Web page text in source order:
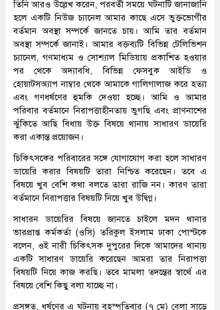
তিনি আরও উল্লেখ করেন, পরবর্তী সময়ে ঘটনাটি জানাজানি
হলে একটি নিউজ চ্যানেল আমার কাছে এসে ভুক্তভোগীর
বর্তমান অবস্থা সম্পর্কে জানতে চায়। আমি তার বর্তমান
অবস্থা সম্পর্কে জানাই। আমার বক্তব্যটি বিভিন্ন টেলিভিশন
চ্যানেল, গণমাধ্যম ও সোশ্যাল মিডিয়ায় প্রকাশিত হওয়ার
পর থেকে অদ্যাবধি, বিভিন্ন ফেসবুক আইডি ও
হোয়াটসঅ্যাপ নাম্বার থেকে আমাকে গালিগালাজ করে হত্যা
এবং গণধর্ষণের হুমকি দেওয়া হচ্ছে। আমি ও আমার
পরিবার বর্তমানে নিরাপত্তাহীনতায় ভুগছি এবং প্রাণনাশের
ঝুঁকিতে আছি বিধায় উক্ত বিষয়ে থানায় সাধারণ ডায়েরি
করা একান্ত প্রয়োজন।
চিকিৎসকের পরিবারের সঙ্গে যোগাযোগ করা হলে সাধারণ
ডায়েরি করার বিষয়টি তারা নিশ্চিত করেছেন। তবে এ
বিষয়ে খুব বেশি কথা বলতে তারা রাজি নন। কারণ তারা
বর্তমানে নিরাপত্তার বিষয়টি নিয়ে খুব উদ্বিগ্ন।
সাধারন ডায়েরির বিষয়ে জানতে চাইলে মদন থানার
ভারপ্রাপ্ত কর্মকর্তা (ওসি) তরিকুল ইসলাম ঢাকা পোস্টকে
বলেন, ওই নারী চিকিৎসক দুপুরের দিকে আমাদের থানায়
একটি সাধারণ ডায়েরি করেছেন আমরা তার নিরাপত্তা
বিষয়টি নিয়ে কাজ করছি। তবে মামলা তদন্তের স্বার্থে এর
বিষয়ে বেশি কিছু বলা যাচ্ছে না।
প্রসঙ্গত, ধর্ষণের এ ঘটনায় বৃহস্পতিবার (৭ মে) বেলা সাড়ে